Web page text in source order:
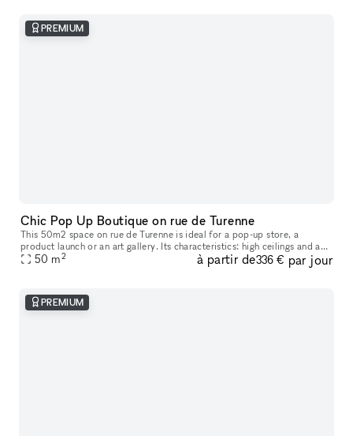
PREMIUM
Chic Pop Up Boutique on rue de Turenne
This 50m2 space on rue de Turenne is ideal for a pop-up store, a
product launch or an art gallery. Its characteristics: high ceilings and a
window that opens entirely onto the street. Available for h
50 m2 à partir de336 € par jour
PREMIUM